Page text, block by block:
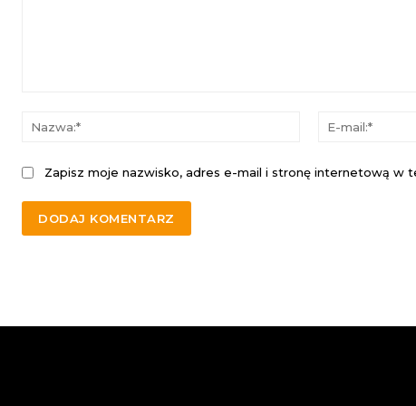
Nazwa:*
Zapisz moje nazwisko, adres e-mail i stronę internetową w